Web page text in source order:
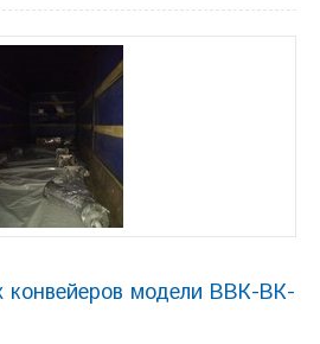
конвейеров модели ВВК-ВК-